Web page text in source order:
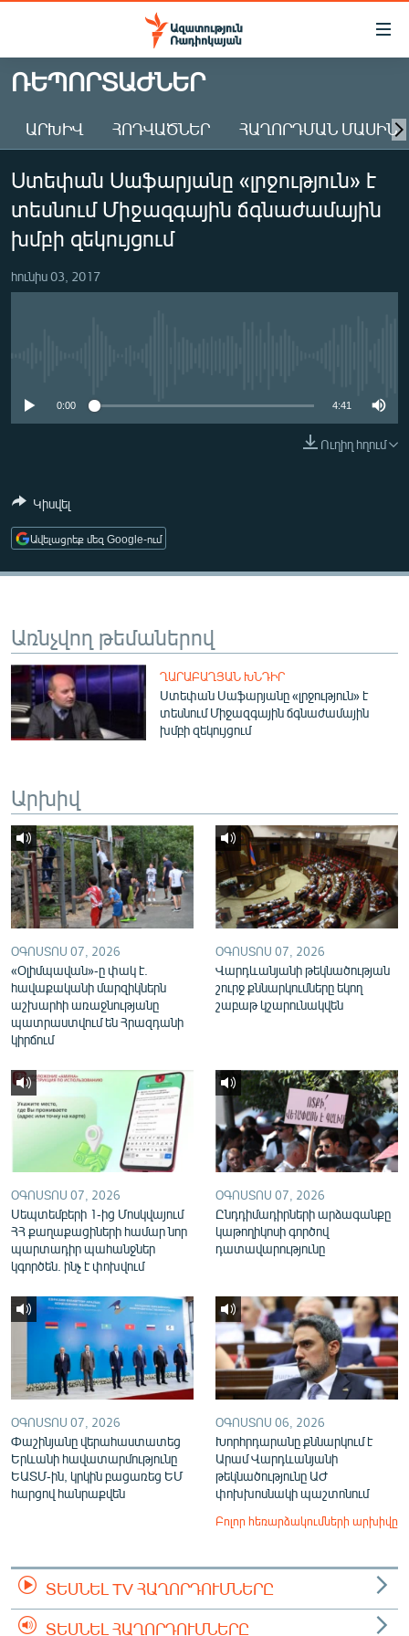
Մատչելիության
Անցնել
հիմնական
Անցնել
հիմնական
մենյուին
Որոնում
ԱԶԱՏՈՒԹՅՈՒՆ TV
ՀԱՅԱՍՏԱՆ
ԸՆՏՐՈՒԹՅՈՒՆՆԵՐ 2026
ԻՐԱՎՈՒՆՔ
ՏՆՏԵՍՈՒԹՅՈՒՆ
ՄԻՋԱԶԳԱՅԻՆ
ՄԵԿՆԱԲԱՆՈՒԹՅՈՒՆ
ՏՏ ԵՒ ԻՆՏԵՐՆԵՏ
ՏԵՍԱՆՅՈՒԹԵՐ
ԲԱՆԱՎԵՃ
ՁԳՏԵԼՈՎ ԼԱՎԱԳՈՒՅՆԻՆ
Հայերեն
English
Русский
ՀԵՏԵՎԵՔ ՄԵԶ
«Ազատության» բոլոր կայքերը
ՌԵՊՈՐՏԱԺՆԵՐ
ԱՐԽԻՎ ՀՈԴՎԱԾՆԵՐ ՀԱՂՈՐԴՄԱՆ ՄԱՍԻՆ
Ստեփան Սաֆարյանը «լրջություն» է
տեսնում Միջազգային ճգնաժամային
խմբի զեկույցում
հունիս 03, 2017
0:00 4:41
Ուղիղ հղում
Կիսվել
Ավելացրեք մեզ Google-ում
Առնչվող թեմաներով
ՂԱՐԱԲԱՂՅԱՆ ԽՆԴԻՐ
Ստեփան Սաֆարյանը «լրջություն» է
տեսնում Միջազգային ճգնաժամային
խմբի զեկույցում
Արխիվ
ՕԳՈՍՏՈՍ 07, 2026
«Օլիմպավան»-ը փակ է.
հավաքականի մարզիկներն
աշխարհի առաջնությանը
պատրաստվում են Հրազդանի
կիրճում
ՕԳՈՍՏՈՍ 07, 2026
Վարդևանյանի թեկնածության
շուրջ քննարկումները եկող
շաբաթ կշարունակվեն
ՕԳՈՍՏՈՍ 07, 2026
Սեպտեմբերի 1-ից Մոսկվայում
ՀՀ քաղաքացիների համար նոր
պարտադիր պահանջներ
կգործեն. ինչ է փոխվում
ՕԳՈՍՏՈՍ 07, 2026
Ընդդիմադիրների արձագանքը
կաթողիկոսի գործով
դատավարությունը
ՕԳՈՍՏՈՍ 07, 2026
Փաշինյանը վերահաստատեց
Երևանի հավատարմությունը
ԵԱՏՄ-ին, կրկին բացառեց ԵՄ
հարցով հանրաքվեն
ՕԳՈՍՏՈՍ 06, 2026
Խորհրդարանը քննարկում է
Արամ Վարդևանյանի
թեկնածությունը ԱԺ
փոխխոսնակի պաշտոնում
Բոլոր հեռարձակումների արխիվը
ՏԵՍՆԵԼ TV ՀԱՂՈՐԴՈՒՄՆԵՐԸ
ՏԵՍՆԵԼ ՀԱՂՈՐԴՈՒՄՆԵՐԸ